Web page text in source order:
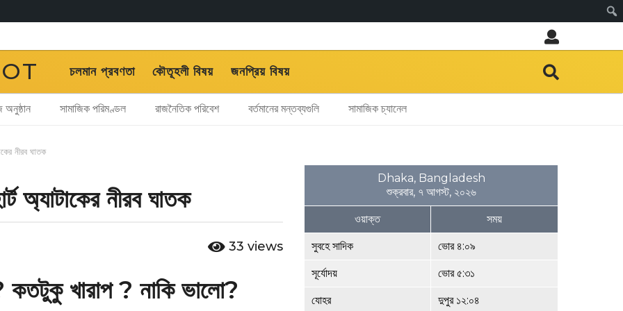
চলমান প্রবণতা কৌতূহলী বিষয় জনপ্রিয় বিষয়
অনুষ্ঠান সামাজিক পরিমণ্ডল রাজনৈতিক পরিবেশ বর্তমানের মন্তব্যগুলি সামাজিক চ্যানেল
নীরব ঘাতক
অ্যাটাকের নীরব ঘাতক
33 views
কতটুকু খারাপ ? নাকি ভালো?
Dhaka, Bangladesh
শুক্রবার, ৭ আগস্ট, ২০২৬
ওয়াক্ত সময়
সুবহে সাদিক ভোর ৪:০৯
সূর্যোদয় ভোর ৫:৩১
যোহর দুপুর ১২:০৪